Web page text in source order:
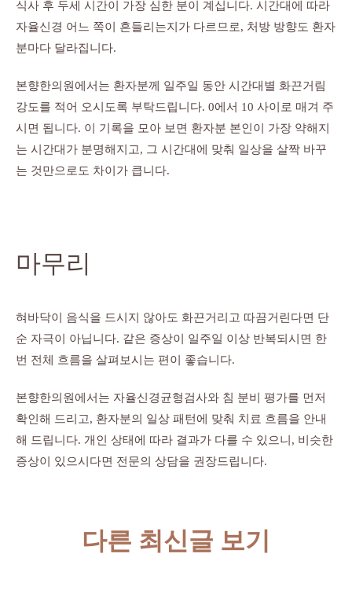
식사 후 두세 시간이 가장 심한 분이 계십니다. 시간대에 따라
자율신경 어느 쪽이 흔들리는지가 다르므로, 처방 방향도 환자
분마다 달라집니다.
본향한의원에서는 환자분께 일주일 동안 시간대별 화끈거림
강도를 적어 오시도록 부탁드립니다. 0에서 10 사이로 매겨 주
시면 됩니다. 이 기록을 모아 보면 환자분 본인이 가장 약해지
는 시간대가 분명해지고, 그 시간대에 맞춰 일상을 살짝 바꾸
는 것만으로도 차이가 큽니다.
마무리
혀바닥이 음식을 드시지 않아도 화끈거리고 따끔거린다면 단
순 자극이 아닙니다. 같은 증상이 일주일 이상 반복되시면 한
번 전체 흐름을 살펴보시는 편이 좋습니다.
본향한의원에서는 자율신경균형검사와 침 분비 평가를 먼저
확인해 드리고, 환자분의 일상 패턴에 맞춰 치료 흐름을 안내
해 드립니다. 개인 상태에 따라 결과가 다를 수 있으니, 비슷한
증상이 있으시다면 전문의 상담을 권장드립니다.
다른 최신글 보기